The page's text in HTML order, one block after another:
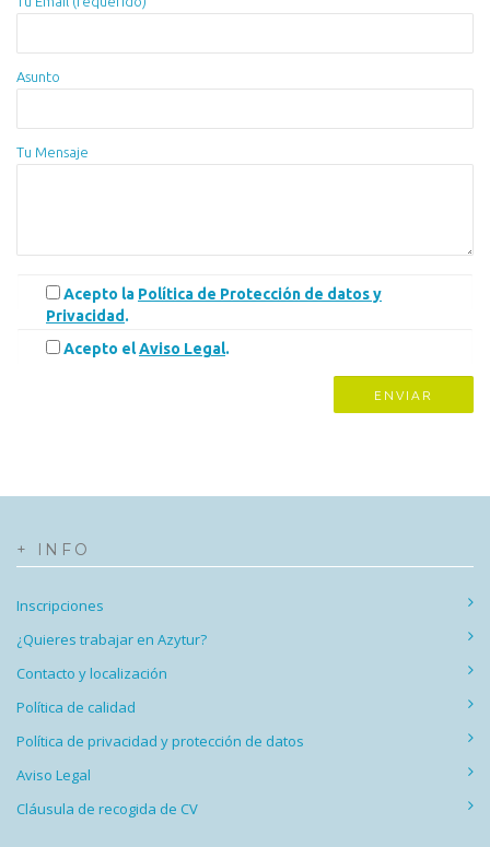
Asunto
Tu Mensaje
Acepto la Política de Protección de datos y
Privacidad .
Acepto elAviso Legal.
+ INFO
Inscripciones
¿Quieres trabajar en Azytur?
Contacto y localización
Política de calidad
Política de privacidad y protección de datos
Aviso Legal
Cláusula de recogida de CV